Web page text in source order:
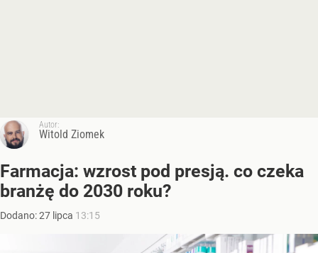
Autor:
Witold Ziomek
Farmacja: wzrost pod presją. co czeka
branżę do 2030 roku?
Dodano:27 lipca 13:15